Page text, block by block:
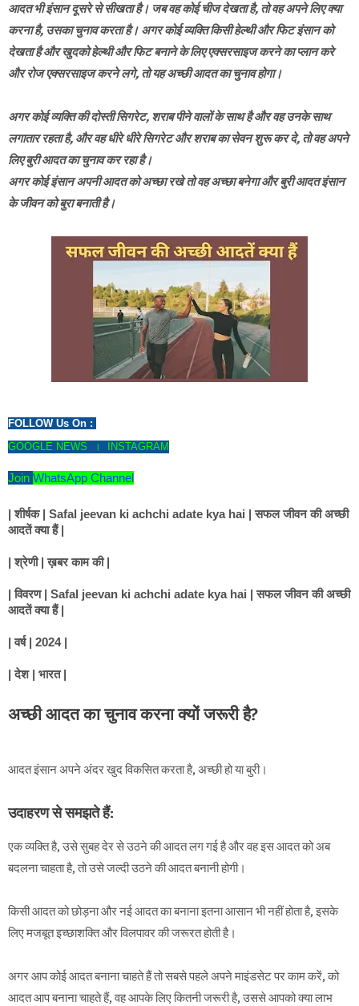
आदत भी इंसान दूसरे से सीखता है। जब वह कोई चीज देखता है, तो वह अपने लिए क्या
करना है, उसका चुनाव करता है। अगर कोई व्यक्ति किसी हेल्थी और फिट इंसान को
देखता है और खुदको हेल्थी और फिट बनाने के लिए एक्सरसाइज करने का प्लान करे
और रोज एक्सरसाइज करने लगे, तो यह अच्छी आदत का चुनाव होगा।
अगर कोई व्यक्ति की दोस्ती सिगरेट, शराब पीने वालों के साथ है और वह उनके साथ
लगातार रहता है, और वह धीरे धीरे सिगरेट और शराब का सेवन शुरू कर दे, तो वह अपने
लिए बुरी आदत का चुनाव कर रहा है।
अगर कोई इंसान अपनी आदत को अच्छा रखे तो वह अच्छा बनेगा और बुरी आदत इंसान
के जीवन को बुरा बनाती है।
FOLLOW Us On :
GOOGLE NEWS । INSTAGRAM
Join WhatsApp Channel
| शीर्षक | Safal jeevan ki achchi adate kya hai | सफल जीवन की अच्छी
आदतें क्या हैं |
| श्रेणी | ख़बर काम की |
| विवरण | Safal jeevan ki achchi adate kya hai | सफल जीवन की अच्छी
आदतें क्या हैं |
| वर्ष | 2024 |
| देश | भारत |
अच्छी आदत का चुनाव करना क्यों जरूरी है?
आदत इंसान अपने अंदर खुद विकसित करता है, अच्छी हो या बुरी।
उदाहरण से समझते हैं:
एक व्यक्ति है, उसे सुबह देर से उठने की आदत लग गई है और वह इस आदत को अब
बदलना चाहता है, तो उसे जल्दी उठने की आदत बनानी होगी।
किसी आदत को छोड़ना और नई आदत का बनाना इतना आसान भी नहीं होता है, इसके
लिए मजबूत इच्छाशक्ति और विलपावर की जरूरत होती है।
अगर आप कोई आदत बनाना चाहते हैं तो सबसे पहले अपने माइंडसेट पर काम करें, को
आदत आप बनाना चाहते हैं, वह आपके लिए कितनी जरूरी है, उससे आपको क्या लाभ